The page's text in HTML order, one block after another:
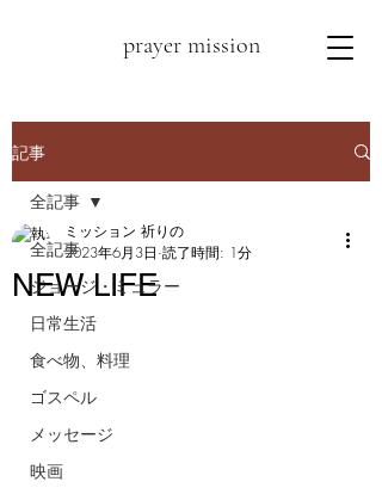
prayer mission
記事
全記事
ジョージ・ミュラー
日常生活
食べ物、料理
ゴスペル
メッセージ
映画
全記事
NEW LIFE
ミッション 祈りの
2023年6月3日 読了時間: 1分